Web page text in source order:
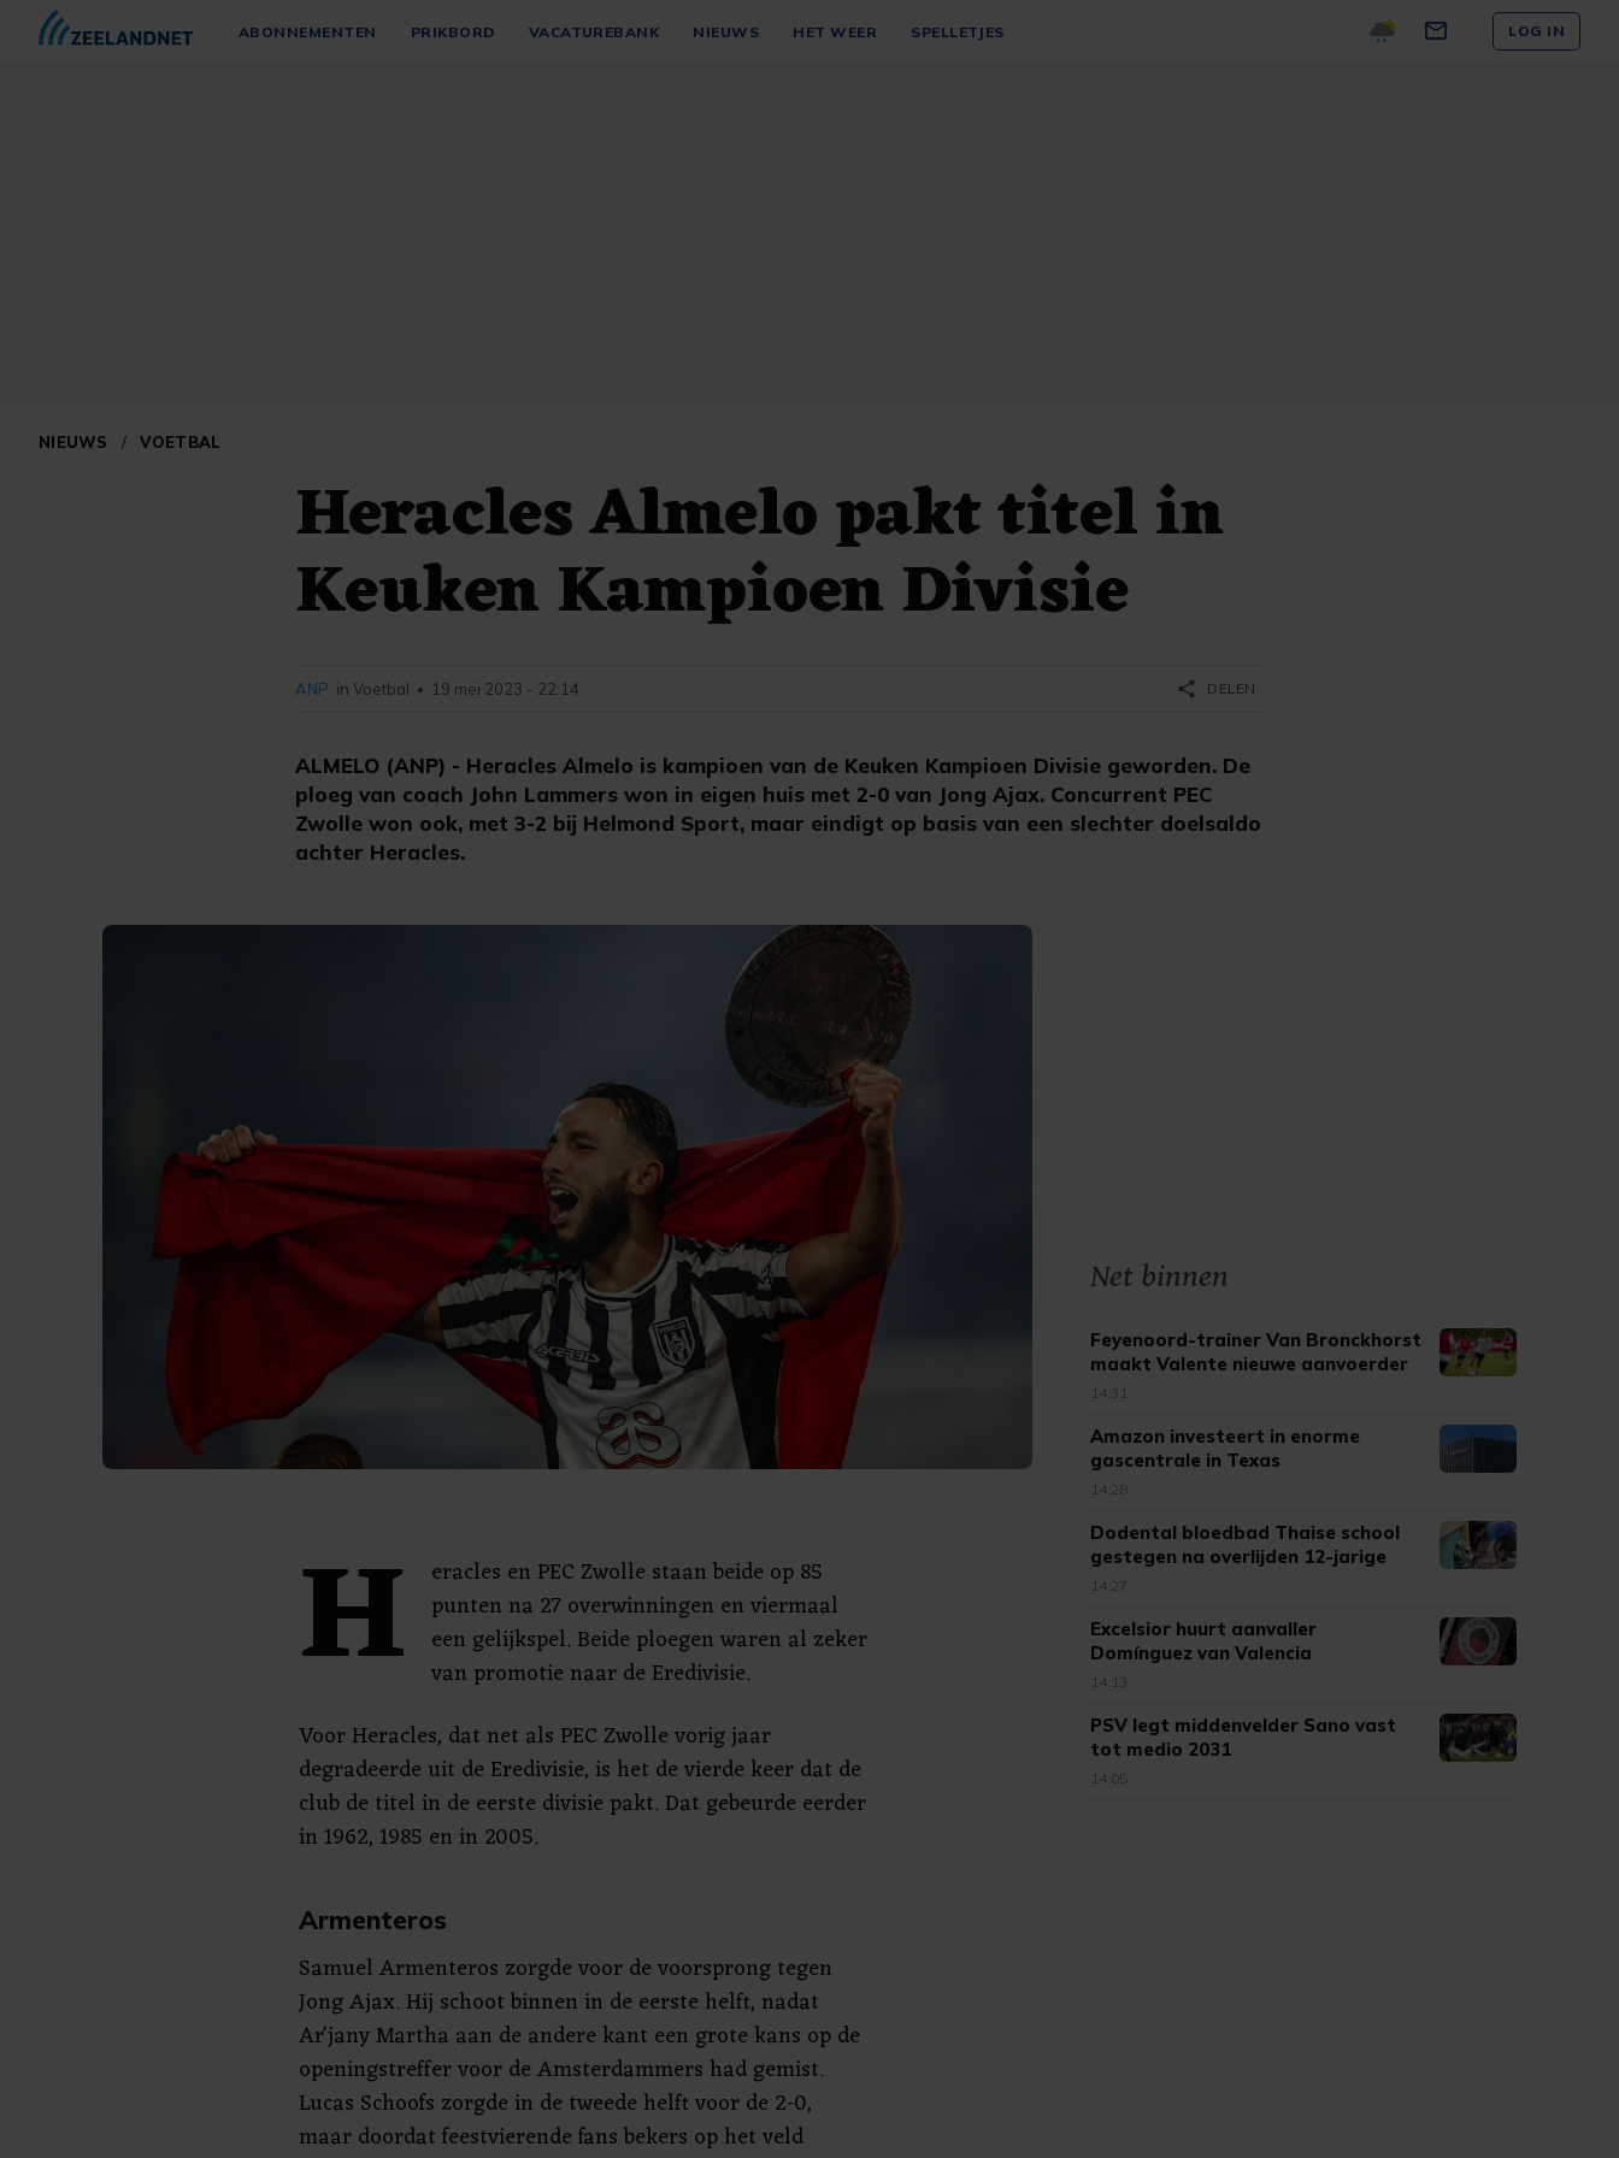
ABONNEMENTEN PRIKBORD VACATUREBANK NIEUWS HET WEER SPELLETJES LOG IN
NIEUWS / VOETBAL
Heracles Almelo pakt titel in
Keuken Kampioen Divisie
ALMELO (ANP) - Heracles Almelo is kampioen van de Keuken Kampioen Divisie geworden. De
ploeg van coach John Lammers won in eigen huis met 2-0 van Jong Ajax. Concurrent PEC
Zwolle won ook, met 3-2 bij Helmond Sport, maar eindigt op basis van een slechter doelsaldo
achter Heracles.
ANP in Voetbal • 19 mei 2023 - 22:14 share DELEN
H
eracles en PEC Zwolle staan beide op 85
punten na 27 overwinningen en viermaal
een gelijkspel. Beide ploegen waren al zeker
van promotie naar de Eredivisie.
Voor Heracles, dat net als PEC Zwolle vorig jaar
degradeerde uit de Eredivisie, is het de vierde keer dat de
club de titel in de eerste divisie pakt. Dat gebeurde eerder
in 1962, 1985 en in 2005.
Armenteros
Samuel Armenteros zorgde voor de voorsprong tegen
Jong Ajax. Hij schoot binnen in de eerste helft, nadat
Ar'jany Martha aan de andere kant een grote kans op de
openingstreffer voor de Amsterdammers had gemist.
Lucas Schoofs zorgde in de tweede helft voor de 2-0,
maar doordat feestvierende fans bekers op het veld
Net binnen
Feyenoord-trainer Van Bronckhorst
maakt Valente nieuwe aanvoerder
14:31
Amazon investeert in enorme
gascentrale in Texas
14:28
Dodental bloedbad Thaise school
gestegen na overlijden 12-jarige
14:27
Excelsior huurt aanvaller
Domínguez van Valencia
14:13
PSV legt middenvelder Sano vast
tot medio 2031
14:05